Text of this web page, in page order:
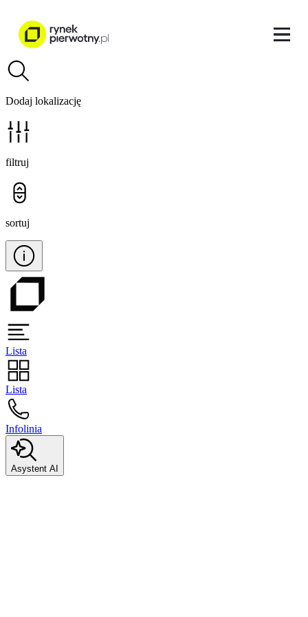
Dodaj lokalizację
filtruj
sortuj
Lista
Lista
Infolinia
Asystent AI